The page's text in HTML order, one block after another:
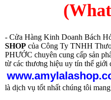
- Cửa Hàng Kinh Doanh Bách
SHOP của Công Ty TNHH
PHƯỚC chuyên cung cấp sản
từ các thương hiệu uy tín thế giới
là dịch vụ tốt nhất chúng tôi